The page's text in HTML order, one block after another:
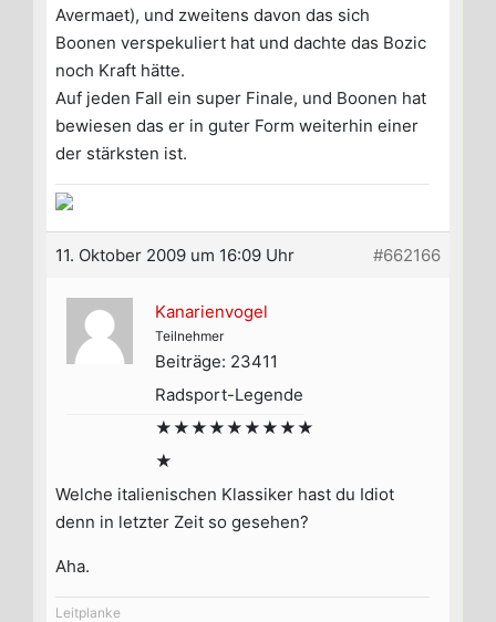
Avermaet), und zweitens davon das sich
Boonen verspekuliert hat und dachte das Bozic
noch Kraft hätte.
Auf jeden Fall ein super Finale, und Boonen hat
bewiesen das er in guter Form weiterhin einer
der stärksten ist.
11. Oktober 2009 um 16:09 Uhr #662166
Kanarienvogel
Teilnehmer
Beiträge: 23411
Radsport-Legende
★★★★★★★★★
★
Welche italienischen Klassiker hast du Idiot
denn in letzter Zeit so gesehen?
Aha.
Leitplanke